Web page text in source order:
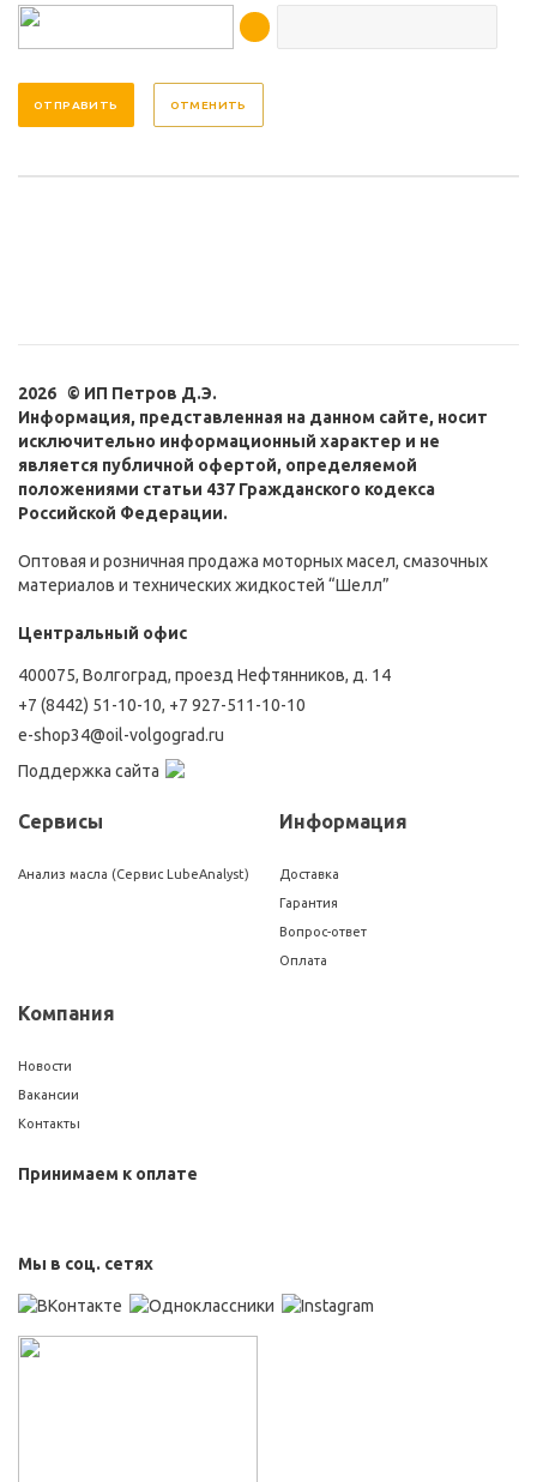
ОТМЕНИТЬ
2026 © ИП Петров Д.Э.
Информация, представленная на данном сайте, носит
исключительно информационный характер и не
является публичной офертой, определяемой
положениями статьи 437 Гражданского кодекса
Российской Федерации.
Оптовая и розничная продажа моторных масел, смазочных
материалов и технических жидкостей “Шелл”
Центральный офис
400075, Волгоград, проезд Нефтянников, д. 14
+7 (8442) 51-10-10, +7 927-511-10-10
e-shop34@oil-volgograd.ru
Поддержка сайта
Сервисы
Анализ масла (Сервис LubeAnalyst)
Информация
Доставка
Гарантия
Вопрос-ответ
Оплата
Компания
Новости
Вакансии
Контакты
Принимаем к оплате
Мы в соц. сетях